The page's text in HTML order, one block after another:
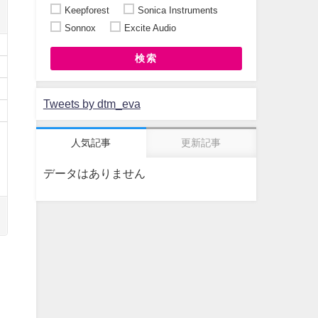
Keepforest
Sonica Instruments
Sonnox
Excite Audio
検索
Tweets by dtm_eva
人気記事 更新記事
データはありません